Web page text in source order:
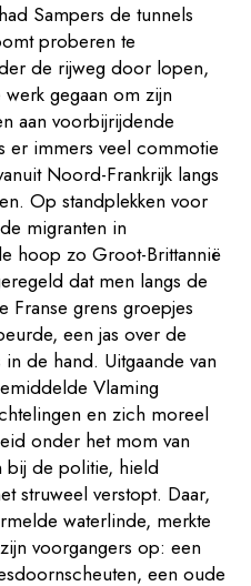
Sampers de tunnels
proberen te
de rijweg door lopen,
gegaan om zijn
aan voorbijrijdende
er immers veel commotie
Noord-Frankrijk langs
Op standplekken voor
migranten in
hoop zo Groot-Brittannië
dat men langs de
Franse grens groepjes
een jas over de
de hand. Uitgaande van
Vlaming
en zich moreel
onder het mom van
bij de politie, hield
struweel verstopt. Daar,
waterlinde, merkte
voorgangers op: een
een oude